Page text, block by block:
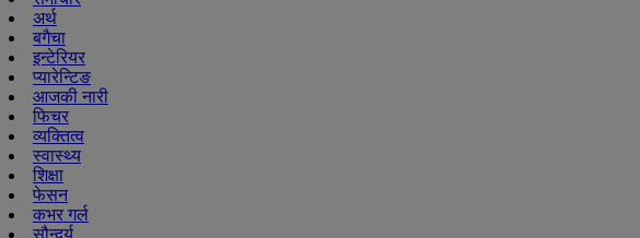
अर्थ
बगैचा
इन्टेरियर
प्यारेन्टिङ
आजकी नारी
फिचर
व्यक्तित्व
स्वास्थ्य
शिक्षा
फेसन
कभर गर्ल
सौन्दर्य